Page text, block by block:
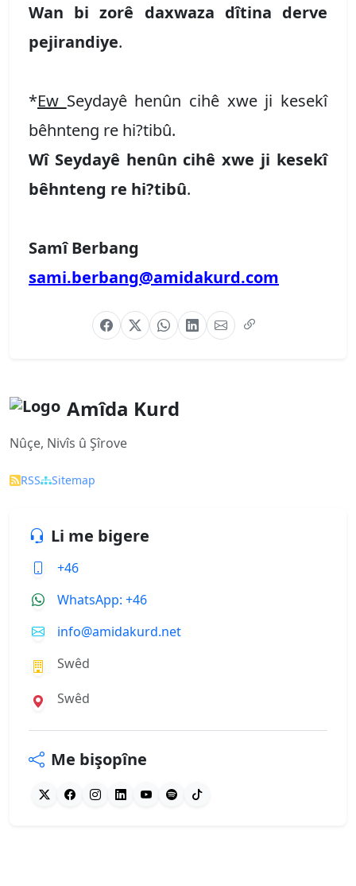
Wan bi zorê daxwaza dîtina derve
pejirandiye.
*Ew Seydayê henûn cihê xwe ji kesekî
bêhnteng re hi?tibû.
Wî Seydayê henûn cihê xwe ji kesekî
bêhnteng re hi?tibû.
Samî Berbang
sami.berbang@amidakurd.com
Amîda Kurd
Nûçe, Nivîs û Şîrove
RSS Sitemap
Li me bigere
+46
WhatsApp: +46
info@amidakurd.net
Swêd
Swêd
Me bişopîne